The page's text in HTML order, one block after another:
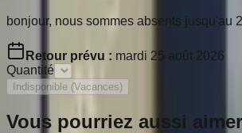
bonjour, nous sommes absents jusqu'au
Retour prévu : mardi 25 août 2026
Quantité
Indisponible (Vacances)
Vous pourriez aussi aimer